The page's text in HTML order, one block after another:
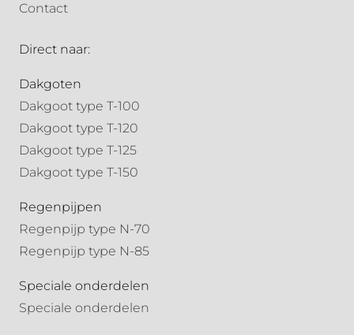
Contact
Direct naar:
Dakgoten
Dakgoot type T-100
Dakgoot type T-120
Dakgoot type T-125
Dakgoot type T-150
Regenpijpen
Regenpijp type N-70
Regenpijp type N-85
Speciale onderdelen
Speciale onderdelen